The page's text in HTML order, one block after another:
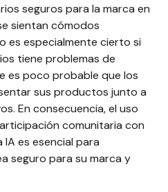
seguros para la marca en
sientan cómodos
es especialmente cierto si
tiene problemas de
es poco probable que los
sus productos junto a
En consecuencia, el uso
comunitaria con
es esencial para
seguro para su marca y